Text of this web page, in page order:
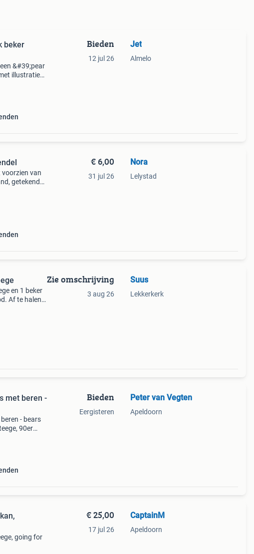
beker
&#39;pear
illustraties
Bieden
12 jul 26
Jet
Almelo
van
getekend
€ 6,00
31 jul 26
Nora
Lelystad
en 1 beker
Af te halen
Zie omschrijving
3 aug 26
Suus
Lekkerkerk
met beren -
- bears
90er
Bieden
Eergisteren
Peter van Vegten
Apeldoorn
going for
€ 25,00
17 jul 26
CaptainM
Apeldoorn